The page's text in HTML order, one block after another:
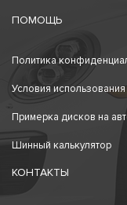
ПОМОЩЬ
Политика
Условия использования
Примерка дисков на
Шинный калькулятор
КОНТАКТЫ